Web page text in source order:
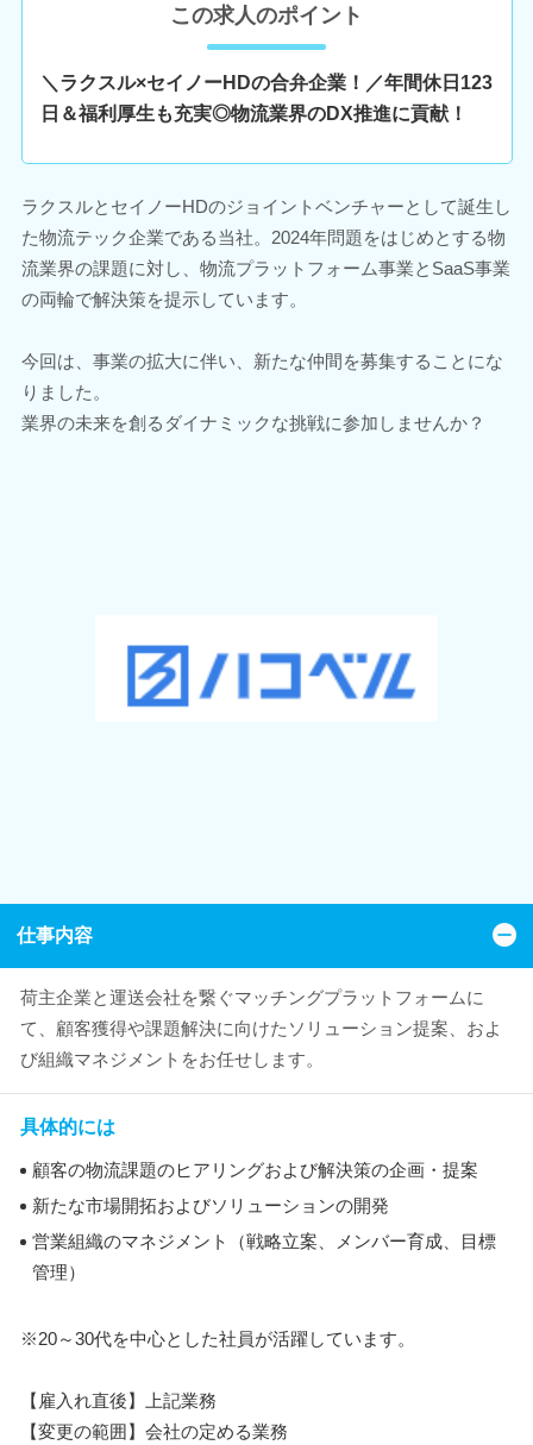
この求人のポイント
＼ラクスル×セイノーHDの合弁企業！／年間休日123
日＆福利厚生も充実◎物流業界のDX推進に貢献！
ラクスルとセイノーHDのジョイントベンチャーとして誕生し
た物流テック企業である当社。2024年問題をはじめとする物
流業界の課題に対し、物流プラットフォーム事業とSaaS事業
の両輪で解決策を提示しています。
今回は、事業の拡大に伴い、新たな仲間を募集することにな
りました。
業界の未来を創るダイナミックな挑戦に参加しませんか？
仕事内容
荷主企業と運送会社を繋ぐマッチングプラットフォームに
て、顧客獲得や課題解決に向けたソリューション提案、およ
び組織マネジメントをお任せします。
具体的には
顧客の物流課題のヒアリングおよび解決策の企画・提案
新たな市場開拓およびソリューションの開発
営業組織のマネジメント（戦略立案、メンバー育成、目標
管理）
※20～30代を中心とした社員が活躍しています。
【雇入れ直後】上記業務
【変更の範囲】会社の定める業務